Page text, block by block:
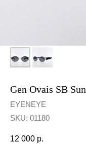
Gen Ovais SB Sun
EYENEYE
SKU: 01180
12 000 р.